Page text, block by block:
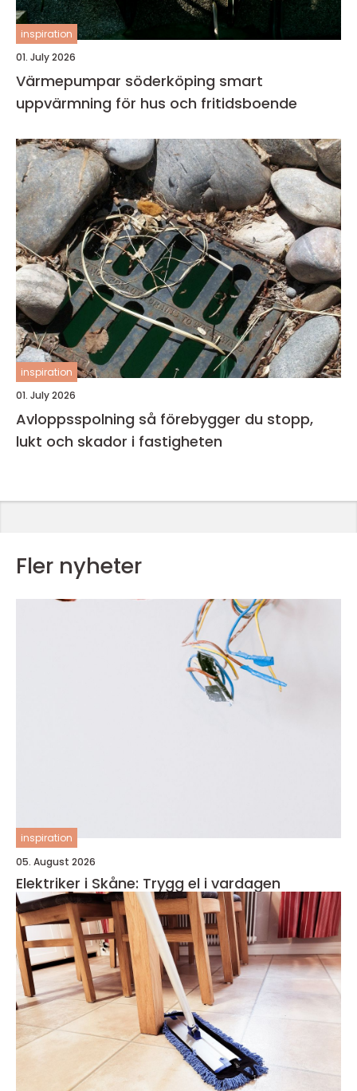
inspiration
01. July 2026
Värmepumpar söderköping smart
uppvärmning för hus och fritidsboende
inspiration
01. July 2026
Avloppsspolning så förebygger du stopp,
lukt och skador i fastigheten
Fler nyheter
inspiration
05. August 2026
Elektriker i Skåne: Trygg el i vardagen